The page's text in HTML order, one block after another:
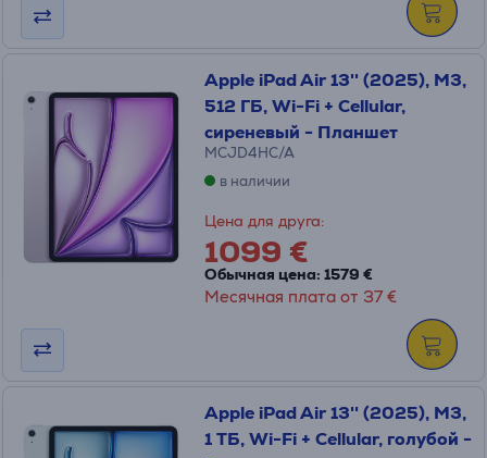
Apple iPad Air 13'' (2025), M3,
512 ГБ, Wi-Fi + Cellular,
сиреневый - Планшет
MCJD4HC/A
в наличии
Цена для друга:
1099 €
Обычная цена: 1579 €
Месячная плата от 37 €
Apple iPad Air 13'' (2025), M3,
1 ТБ, Wi-Fi + Cellular, голубой -